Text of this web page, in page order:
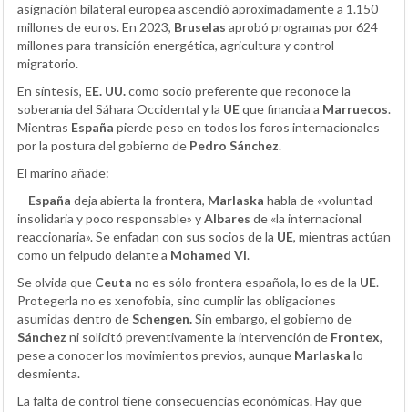
asignación bilateral europea ascendió aproximadamente a 1.150
millones de euros. En 2023, Bruselas aprobó programas por 624
millones para transición energética, agricultura y control
migratorio.
En síntesis, EE. UU.como socio preferente que reconoce la
soberanía del Sáhara Occidental y la UEque financia a Marruecos.
Mientras España pierde peso en todos los foros internacionales
por la postura del gobierno de Pedro Sánchez.
El marino añade:
—España deja abierta la frontera, Marlaska habla de «voluntad
insolidaria y poco responsable» yAlbares de «la internacional
reaccionaria». Se enfadan con sus socios de la UE, mientras actúan
como un felpudo delante a Mohamed VI.
Se olvida que Ceuta no es sólo frontera española, lo es de la UE.
Protegerla no es xenofobia, sino cumplir las obligaciones
asumidas dentro deSchengen.Sin embargo, el gobierno de
Sánchez ni solicitó preventivamente la intervención de Frontex,
pese a conocer los movimientos previos, aunque Marlaska lo
desmienta.
La falta de control tiene consecuencias económicas. Hay que